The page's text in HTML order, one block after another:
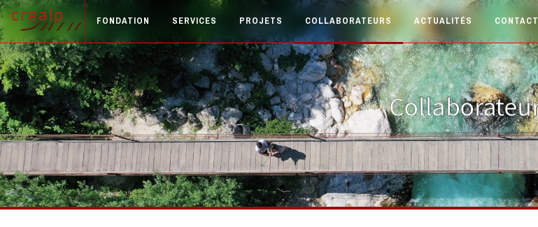
FONDATION SERVICES PROJETS COLLABORATEURS ACTUALITÉS CONTACT
RAPHAËL MARCLAY
Directeur Général
SABIRÉ ILJAZI
Responsable Du Pool
Administratif Et Financier